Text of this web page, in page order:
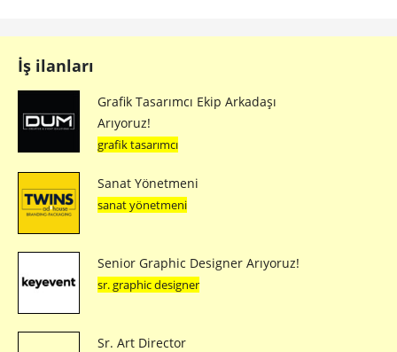
İş ilanları
Grafik Tasarımcı Ekip Arkadaşı
Arıyoruz!
grafik tasarımcı
Sanat Yönetmeni
sanat yönetmeni
Senior Graphic Designer Arıyoruz!
sr. graphic designer
Sr. Art Director